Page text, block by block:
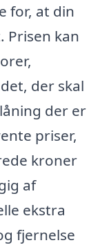
for, at din
kan
der skal
der er
priser,
kroner
af
ekstra
fjernelse